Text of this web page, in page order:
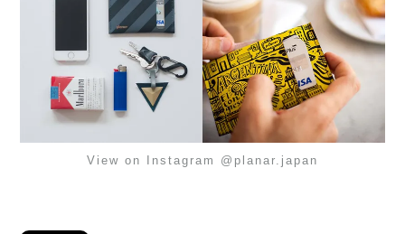
View on Instagram @planar.japan